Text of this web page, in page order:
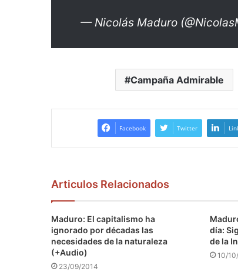
— Nicolás Maduro
Campaña Admirable
Facebook Twitter
Articulos Relacionados
Maduro: El capitalismo ha
ignorado por décadas las
necesidades de la naturaleza
(+Audio)
23/09/2014
día:
de la
10/